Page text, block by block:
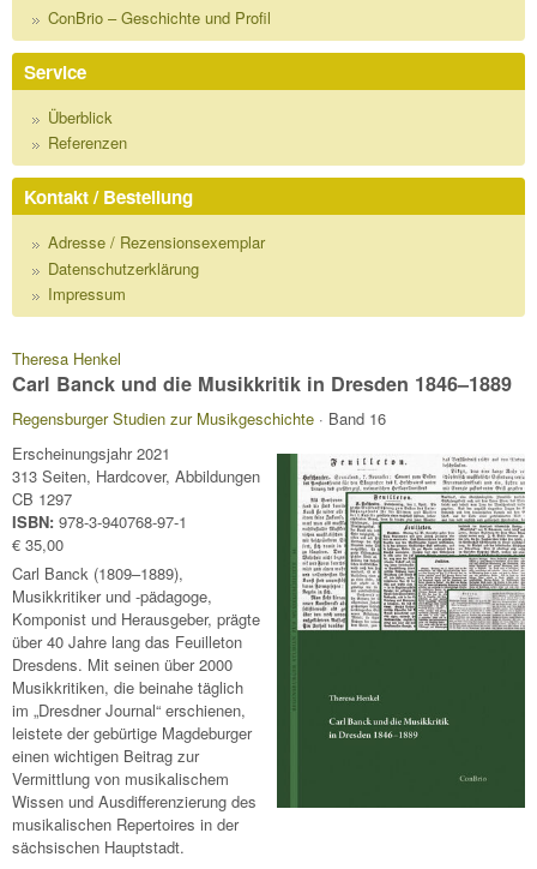
ConBrio – Geschichte und Profil
Service
Überblick
Referenzen
Kontakt / Bestellung
Adresse / Rezensionsexemplar
Datenschutzerklärung
Impressum
Theresa Henkel
Carl Banck und die Musikkritik in Dresden 1846–1889
Regensburger Studien zur Musikgeschichte · Band 16
Erscheinungsjahr 2021
313 Seiten, Hardcover, Abbildungen
CB 1297
ISBN: 978-3-940768-97-1
€ 35,00
Carl Banck (1809–1889),
Musikkritiker und -pädagoge,
Komponist und Herausgeber, prägte
über 40 Jahre lang das Feuilleton
Dresdens. Mit seinen über 2000
Musikkritiken, die beinahe täglich
im „Dresdner Journal“ erschienen,
leistete der gebürtige Magdeburger
einen wichtigen Beitrag zur
Vermittlung von musikalischem
Wissen und Ausdifferenzierung des
musikalischen Repertoires in der
sächsischen Hauptstadt.